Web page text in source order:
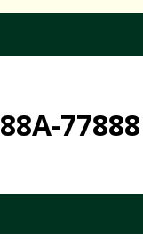
88A-77888